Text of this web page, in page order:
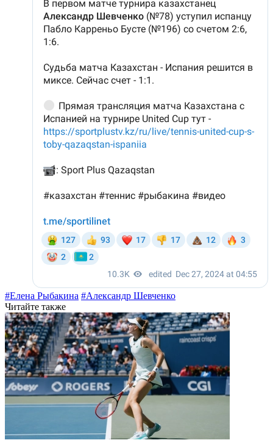
#Елена Рыбакина #Александр Шевченко
Читайте также